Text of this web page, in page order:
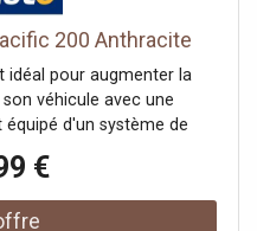
200 Anthracite
idéal pour augmenter la
véhicule avec une
d'un système de
de verrouillage central
La clé Thule Comfort peut
les points de fermeture
€